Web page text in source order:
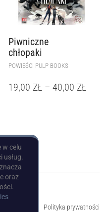
Piwniczne
chłopaki
POWIEŚCI PULP BOOKS
19,00 ZŁ – 40,00 ZŁ
Polityka prywatności
w celu
usług.
oraz